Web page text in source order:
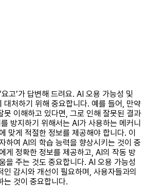
고’가 답변해 드려요. AI 오용 가능성 및
대처하기 위해 중요합니다. 예를 들어, 만약
못 이해하고 있다면, 그로 인해 잘못된 결과
방지하기 위해서는 AI가 사용하는 메커니
맞게 적절한 정보를 제공해야 합니다. 이
하여 AI의 학습 능력을 향상시키는 것이 중
게 정확한 정보를 제공하고, AI의 작동 방
을 주는 것도 중요합니다. AI 오용 가능성
감시와 개선이 필요하며, 사용자들과의
는 것이 중요합니다.